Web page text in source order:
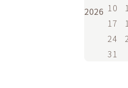
2026 10
17
24
31